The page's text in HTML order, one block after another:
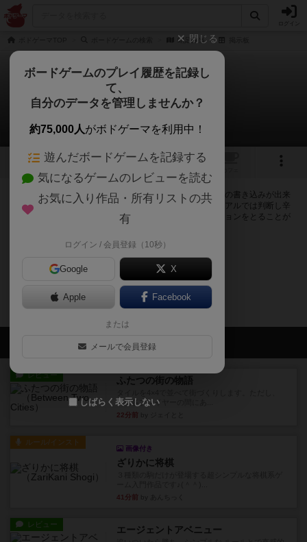
蛸足弁当
蛸足弁当
0件の掲示板
1 1
ログインすると蛸足弁当に関する掲示板の作成やコメントの書き込みが出来
るようになります。ルールの疑問やエラッタ情報、マニュアルでは判断し辛
い曖昧な表記等について会員同士で自由にコミュニケーションをとることが
ログイン/無料会員登録
蛸足弁当のトップに戻る
会員の新しい投稿
レビュー ふたつの街の物語
街は各プレイヤーの間にあ...
22分前
ルール/インスト
画像付き
ざりかに将棋
41分前
レビュー エージェントアベニュー
閉じる
ボードゲームのプレイ履歴を記録し
て、
自分のデータを管理しませんか？
約75,000人がボドゲーマを利用中！
遊んだボードゲームを記録する
気になるゲームのレビューを読む
お気に入り作品・所有リストの共
有
ログイン / 会員登録（10秒）
Google X
Apple Facebook
または
メールで会員登録
しばらく表示しない